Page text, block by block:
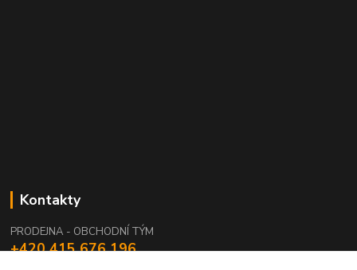
Kontakty
PRODEJNA - OBCHODNÍ TÝM
+420 415 676 196